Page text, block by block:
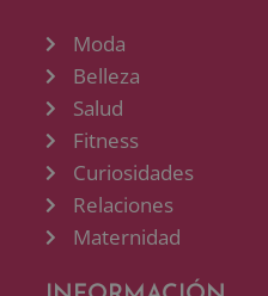
Moda
Belleza
Salud
Fitness
Curiosidades
Relaciones
Maternidad